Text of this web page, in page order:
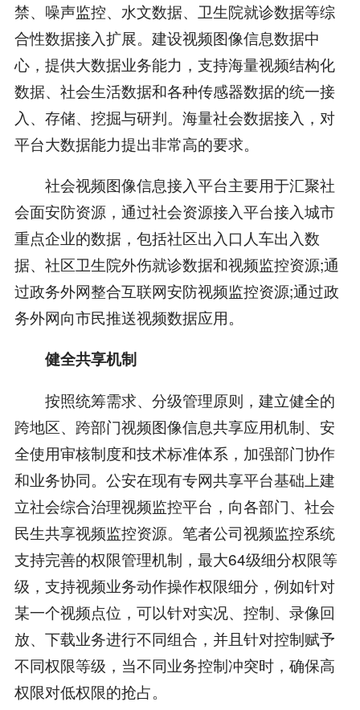
禁、噪声监控、水文数据、卫生院就诊数据等综
合性数据接入扩展。建设视频图像信息数据中
心，提供大数据业务能力，支持海量视频结构化
数据、社会生活数据和各种传感器数据的统一接
入、存储、挖掘与研判。海量社会数据接入，对
平台大数据能力提出非常高的要求。
社会视频图像信息接入平台主要用于汇聚社
会面安防资源，通过社会资源接入平台接入城市
重点企业的数据，包括社区出入口人车出入数
据、社区卫生院外伤就诊数据和视频监控资源;通
过政务外网整合互联网安防视频监控资源;通过政
务外网向市民推送视频数据应用。
健全共享机制
按照统筹需求、分级管理原则，建立健全的
跨地区、跨部门视频图像信息共享应用机制、安
全使用审核制度和技术标准体系，加强部门协作
和业务协同。公安在现有专网共享平台基础上建
立社会综合治理视频监控平台，向各部门、社会
民生共享视频监控资源。笔者公司视频监控系统
支持完善的权限管理机制，最大64级细分权限等
级，支持视频业务动作操作权限细分，例如针对
某一个视频点位，可以针对实况、控制、录像回
放、下载业务进行不同组合，并且针对控制赋予
不同权限等级，当不同业务控制冲突时，确保高
权限对低权限的抢占。